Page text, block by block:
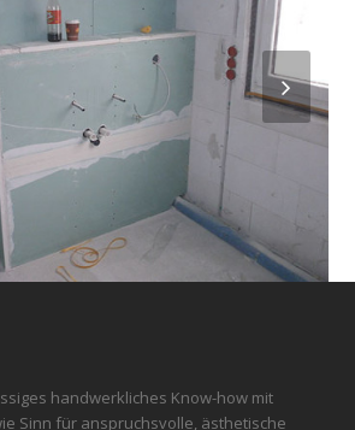
handwerkliches Know-how mit
Sinn für anspruchsvolle, ästhetische